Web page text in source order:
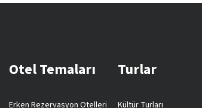
Otel Temaları
Erken Rezervasyon Otelleri
Turlar
Kültür Turları